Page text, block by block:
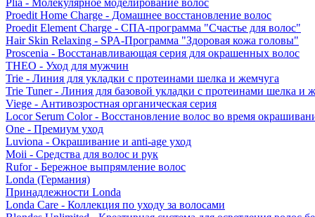
Plia - Молекулярное моделирование волос
Proedit Home Charge - Домашнее восстановление волос
Proedit Element Charge - СПА-программа "Счастье для волос"
Hair Skin Relaxing - SPA-Программа "Здоровая кожа головы"
Proscenia - Восстанавливающая серия для окрашенных волос
THEO - Уход для мужчин
Trie - Линия для укладки с протеинами шелка и жемчуга
Trie Tuner - Линия для базовой укладки с протеинами шелка и
Viege - Антивозростная органическая серия
Locor Serum Color - Восстановление волос во время
One - Премиум уход
Luviona - Окрашивание и anti-age уход
Moii - Средства для волос и рук
Rufor - Бережное выпрямление волос
Londa (Германия)
Принадлежности Londa
Londa Care - Коллекция по уходу за волосами